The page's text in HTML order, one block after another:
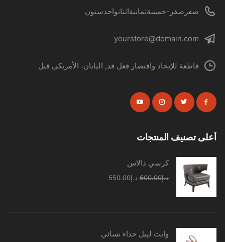
صفرصفر-خمسةثمانيةاثنانواحدستون
yourstore@domain.com
قاطعة للإتحاد واقتصار فعل قد, اليابان، الأمريكي قبل
أعلى تصنيف المنتجات
كرسي دالاس
د.إ600.00 السعر
د.إ550.00
وايت ليبل حذاء نسائي